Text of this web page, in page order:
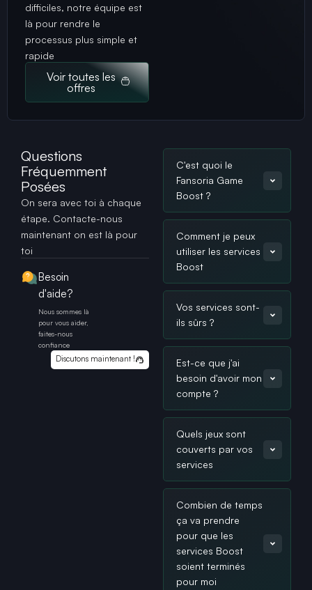
difficiles, notre équipe est
là pour rendre le
processus plus simple et
rapide
Voir toutes les
offres
Questions
Fréquemment
Posées
On sera avec toi à chaque
étape. Contacte-nous
maintenant on est là pour
toi
Besoin
d'aide?
Nous sommes là
pour vous aider,
faites-nous
confiance
Discutons maintenant !
C'est quoi le
Fansoria Game
Boost ?
Comment je peux
utiliser les services
Boost
Vos services sont-
ils sûrs ?
Est-ce que j'ai
besoin d'avoir mon
compte ?
Quels jeux sont
couverts par vos
services
Combien de temps
ça va prendre
pour que les
services Boost
soient terminés
pour moi